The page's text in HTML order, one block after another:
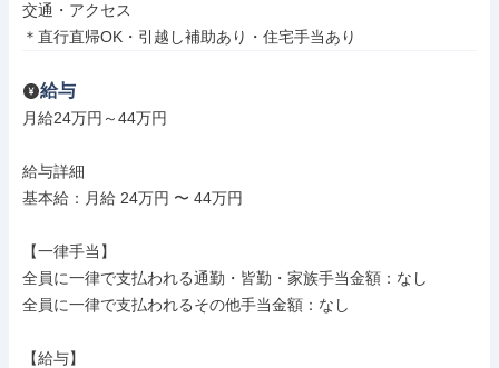
交通・アクセス
＊直行直帰OK・引越し補助あり・住宅手当あり
給与
月給24万円～44万円
給与詳細
基本給：月給 24万円 〜 44万円
【一律手当】
全員に一律で支払われる通勤・皆勤・家族手当金額：なし
全員に一律で支払われるその他手当金額：なし
【給与】